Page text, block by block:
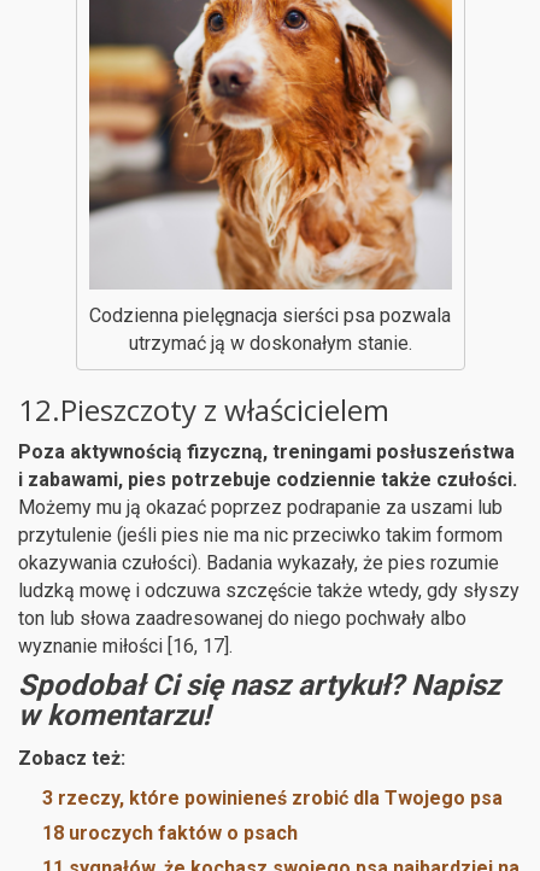
Codzienna pielęgnacja sierści psa pozwala
utrzymać ją w doskonałym stanie.
12.Pieszczoty z właścicielem
Poza aktywnością fizyczną, treningami posłuszeństwa
i zabawami, pies potrzebuje codziennie także czułości.
Możemy mu ją okazać poprzez podrapanie za uszami lub
przytulenie (jeśli pies nie ma nic przeciwko takim formom
okazywania czułości). Badania wykazały, że pies rozumie
ludzką mowę i odczuwa szczęście także wtedy, gdy słyszy
ton lub słowa zaadresowanej do niego pochwały albo
wyznanie miłości [16, 17].
Spodobał Ci się nasz artykuł? Napisz
w komentarzu!
Zobacz też:
3 rzeczy, które powinieneś zrobić dla Twojego psa
18 uroczych faktów o psach